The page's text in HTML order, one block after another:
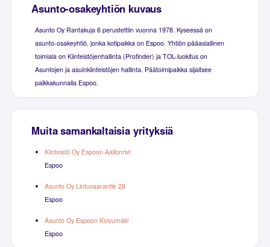
Asunto-osakeyhtiön kuvaus
Asunto Oy Rantakuja 6 perustettiin vuonna 1978. Kyseessä on
asunto-osakeyhtiö, jonka kotipaikka on Espoo. Yhtiön pääasiallinen
toimiala on Kiinteistöjenhallinta (Profinder) ja TOL-luokitus on
Asuntojen ja asuinkiinteistöjen hallinta. Päätoimipaikka sijaitsee
paikkakunnalla Espoo.
Muita samankaltaisia yrityksiä
Kiinteistö Oy Espoon Aallonrivi
Espoo
Asunto Oy Lintuvaarantie 28
Espoo
Asunto Oy Espoon Koivumäki
Espoo